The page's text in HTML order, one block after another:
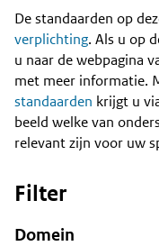
Content
De standaarden op
verplichting. Als u op
u naar de webpagina
met meer informatie.
standaarden krijgt u
beeld welke van
relevant zijn voor uw
Filter
Domein